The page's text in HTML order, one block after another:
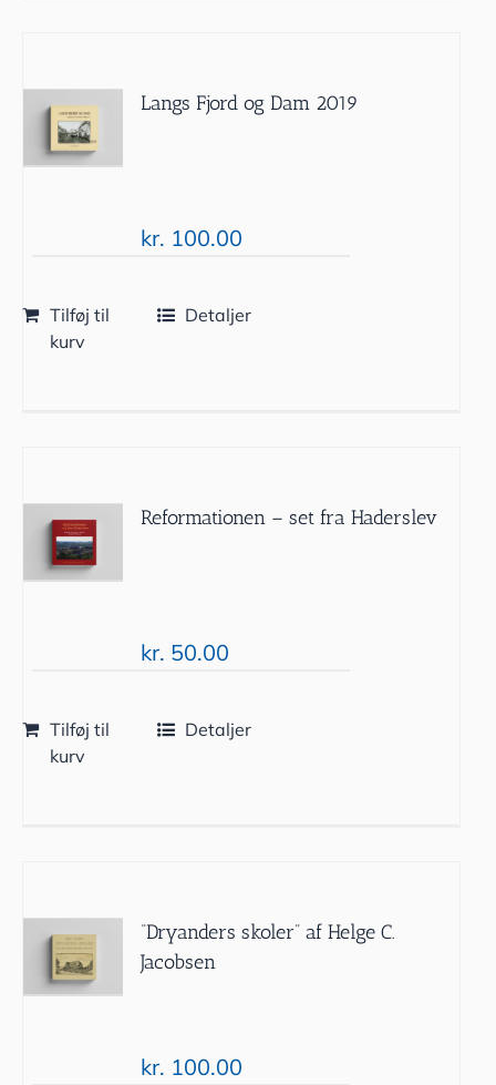
Langs Fjord og Dam 2019
kr. 100.00
Tilføj til
kurv
Detaljer
Reformationen – set fra Haderslev
kr. 50.00
Tilføj til
kurv
Detaljer
“Dryanders skoler” af Helge C.
Jacobsen
kr. 100.00